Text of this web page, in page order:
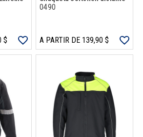
$
0490
A PARTIR DE 139,90 $